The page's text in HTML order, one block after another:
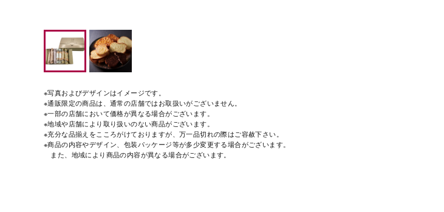
※写真およびデザインはイメージです。
※通販限定の商品は、通常の店舗ではお取扱いがございません。
※一部の店舗において価格が異なる場合がございます。
※地域や店舗により取り扱いのない商品がございます。
※充分な品揃えをこころがけておりますが、万一品切れの際はご容赦下さい。
※商品の内容やデザイン、包装パッケージ等が多少変更する場合がございます。
また、地域により商品の内容が異なる場合がございます。